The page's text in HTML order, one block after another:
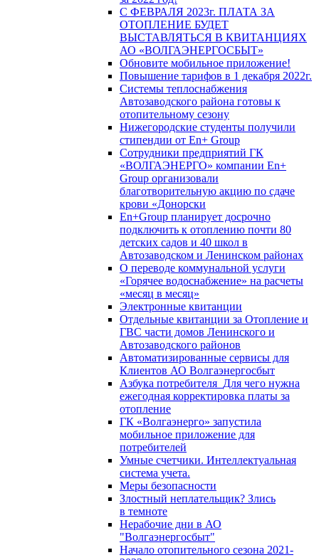
С ФЕВРАЛЯ 2023г. ПЛАТА ЗА
ОТОПЛЕНИЕ БУДЕТ
ВЫСТАВЛЯТЬСЯ В КВИТАНЦИЯХ
АО «ВОЛГАЭНЕРГОСБЫТ»
Обновите мобильное приложение!
Повышение тарифов в 1 декабря 2022г.
Системы теплоснабжения
Автозаводского района готовы к
отопительному сезону
Нижегородские студенты получили
стипендии от En+ Group
Сотрудники предприятий ГК
«ВОЛГАЭНЕРГО» компании En+
Group организовали
благотворительную акцию по сдаче
крови «Донорски
En+Group планирует досрочно
подключить к отоплению почти 80
детских садов и 40 школ в
Автозаводском и Ленинском районах
О переводе коммунальной услуги
«Горячее водоснабжение» на расчеты
«месяц в месяц»
Электронные квитанции
Отдельные квитанции за Отопление и
ГВС части домов Ленинского и
Автозаводского районов
Автоматизированные сервисы для
Клиентов АО Волгаэнергосбыт
Азбука потребителя_Для чего нужна
ежегодная корректировка платы за
отопление
ГК «Волгаэнерго» запустила
мобильное приложение для
потребителей
Умные счетчики. Интеллектуальная
система учета.
Меры безопасности
Злостный неплательщик? Злись
в темноте
Нерабочие дни в АО
"Волгаэнергосбыт"
Начало отопительного сезона 2021-